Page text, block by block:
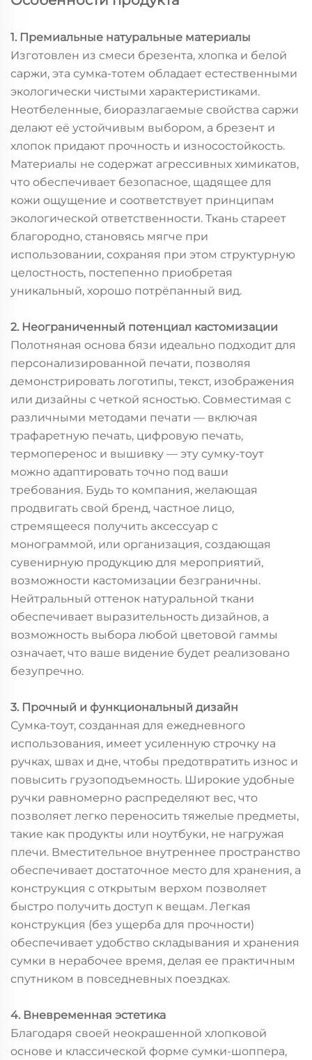
1. Премиальные натуральные материалы
Изготовлен из смеси брезента, хлопка и белой
саржи, эта сумка-тотем обладает естественными
экологически чистыми характеристиками.
Неотбеленные, биоразлагаемые свойства саржи
делают её устойчивым выбором, а брезент и
хлопок придают прочность и износостойкость.
Материалы не содержат агрессивных химикатов,
что обеспечивает безопасное, щадящее для
кожи ощущение и соответствует принципам
экологической ответственности. Ткань стареет
благородно, становясь мягче при
использовании, сохраняя при этом структурную
целостность, постепенно приобретая
уникальный, хорошо потрёпанный вид.
2. Неограниченный потенциал кастомизации
Полотняная основа бязи идеально подходит для
персонализированной печати, позволяя
демонстрировать логотипы, текст, изображения
или дизайны с четкой ясностью. Совместимая с
различными методами печати — включая
трафаретную печать, цифровую печать,
термоперенос и вышивку — эту сумку-тоут
можно адаптировать точно под ваши
требования. Будь то компания, желающая
продвигать свой бренд, частное лицо,
стремящееся получить аксессуар с
монограммой, или организация, создающая
сувенирную продукцию для мероприятий,
возможности кастомизации безграничны.
Нейтральный оттенок натуральной ткани
обеспечивает выразительность дизайнов, а
возможность выбора любой цветовой гаммы
означает, что ваше видение будет реализовано
безупречно.
3. Прочный и функциональный дизайн
Сумка-тоут, созданная для ежедневного
использования, имеет усиленную строчку на
ручках, швах и дне, чтобы предотвратить износ и
повысить грузоподъемность. Широкие удобные
ручки равномерно распределяют вес, что
позволяет легко переносить тяжелые предметы,
такие как продукты или ноутбуки, не нагружая
плечи. Вместительное внутреннее пространство
обеспечивает достаточное место для хранения, а
конструкция с открытым верхом позволяет
быстро получить доступ к вещам. Легкая
конструкция (без ущерба для прочности)
обеспечивает удобство складывания и хранения
сумки в нерабочее время, делая ее практичным
спутником в повседневных поездках.
4. Вневременная эстетика
Благодаря своей неокрашенной хлопковой
основе и классической форме сумки-шоппера,